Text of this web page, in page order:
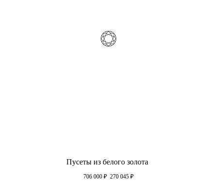
Пусеты из белого золота
706 000 ₽ 270 045 ₽